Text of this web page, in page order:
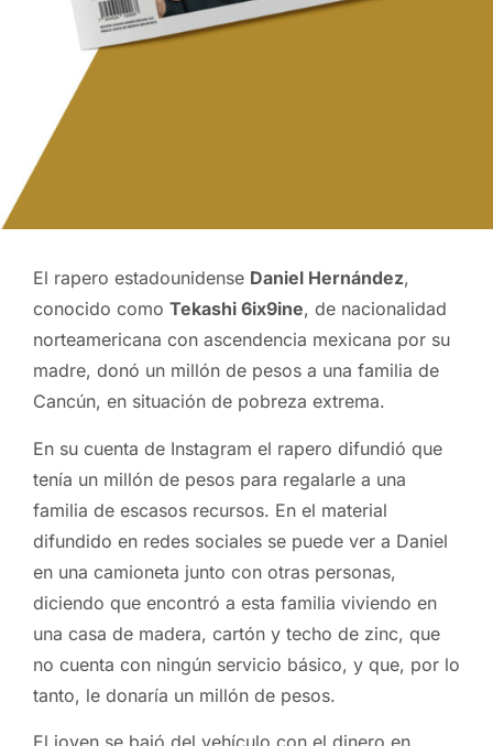
El rapero estadounidense Daniel Hernández,
conocido como Tekashi 6ix9ine, de nacionalidad
norteamericana con ascendencia mexicana por su
madre, donó un millón de pesos a una familia de
Cancún, en situación de pobreza extrema.
En su cuenta de Instagram el rapero difundió que
tenía un millón de pesos para regalarle a una
familia de escasos recursos. En el material
difundido en redes sociales se puede ver a Daniel
en una camioneta junto con otras personas,
diciendo que encontró a esta familia viviendo en
una casa de madera, cartón y techo de zinc, que
no cuenta con ningún servicio básico, y que, por lo
tanto, le donaría un millón de pesos.